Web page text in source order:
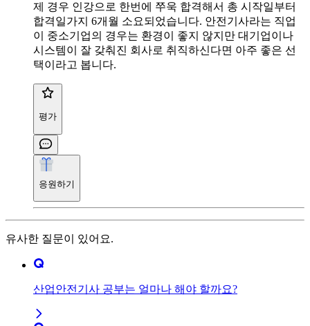
제 경우 인강으로 한번에 쭈욱 합격해서 총 시작일부터
합격일가지 6개월 소요되었습니다. 안전기사라는 직업
이 중소기업의 경우는 환경이 좋지 않지만 대기업이나
시스템이 잘 갖춰진 회사로 취직하신다면 아주 좋은 선
택이라고 봅니다.
평가
응원하기
유사한 질문이 있어요.
산업안전기사 공부는 얼마나 해야 할까요?